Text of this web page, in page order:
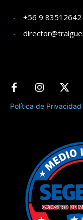
+56 9 83512642
Política de Privacidad